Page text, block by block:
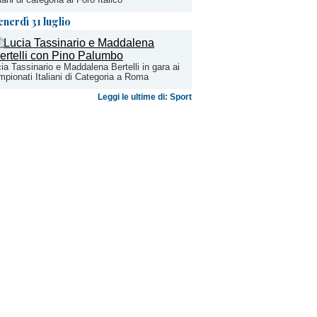
31 luglio
Tassinario e Maddalena Bertelli in gara ai
Italiani di Categoria a Roma
Leggi le ultime di: Sport